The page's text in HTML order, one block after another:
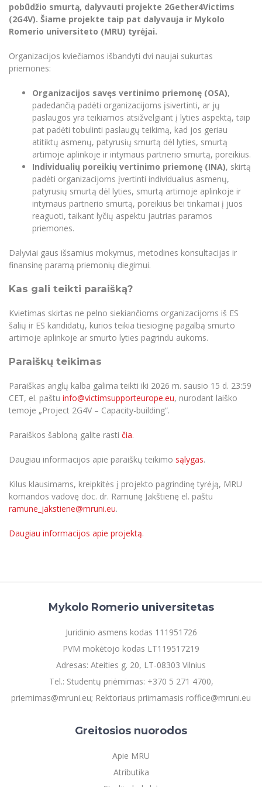
Universiteto teatras
MRU pop vokalinis ansamblis (vadovas Artūras
Novikas)
MRU merginų choras
Neformaliuoju ir (ar) savišvietos būdu įgytų
kompetencijų vertinimas ir pripažinimas
Erasmus+ mobilumas praktikoms (SMP)
Kitos galimybės
Partnerystės
Azijos centras
Vilniaus Karaliaus Sedžiongo institutas
Emocinė gerovė
Mokslo laboratorijos
Žmogaus, aplinkos ir technologijų (HET)
Doktorantūra
Projektai
Akademinė leidyba
Mokymų LAB
Mokslo naujienos
Kasmetiniai mokslo renginiai
Veiklos dokumentai
Universiteto simbolika
Atributika
Naujienos
Tarptautiškumas
Studentams
Studentams
Partnerystės
Frankofoniškų šalių studijų centras
Darbuotojams
Azijos centras
Darnus vystymasis
Privatumo politika
Viešai skelbiama informacija
Parama Ukrainai
Civilinė sauga
Korupcijos prevencija
Sūduvos akademija
Tinklalaidės
Bakalauro studijos
Magistrantūros studijos
Teisės LL.M.
Papildomosios studijos
Pedagogų rengimas
Doktorantūros studijos
Profesinės bakalauro studijos
Personalo valdymo centras
Privačių interesų deklaravimas
Informacija naujiems darbuotojams
Studijų Moodle (studijų vykdymui)
Studijų tvarkaraštis
Informacinė sistema "Studijos"
Darbuotojų elektroninis paštas
darbuotojams (MFA)
Mokslininkų profiliai "CRIS"
Darbuotojų kvalifikacijos kėlimas
MRU norminių teisės aktų duomenų bazė
Intranetas
eDVS
Microsoft Office 365
Pagalbos sistema
Profesinė sąjunga
Kontaktų paieška
pobūdžio smurtą, dalyvauti projekte 2Gether4Victims
(2G4V). Šiame projekte taip pat dalyvauja ir Mykolo
Romerio universiteto (MRU) tyrėjai.
Organizacijos kviečiamos išbandyti dvi naujai sukurtas
priemones:
Organizacijos savęs vertinimo priemonę (OSA),
padedančią padėti organizacijoms įsivertinti, ar jų
paslaugos yra teikiamos atsižvelgiant į lyties aspektą, taip
pat padėti tobulinti paslaugų teikimą, kad jos geriau
atitiktų asmenų, patyrusių smurtą dėl lyties, smurtą
artimoje aplinkoje ir intymaus partnerio smurtą, poreikius.
Individualių poreikių vertinimo priemonę (INA), skirtą
padėti organizacijoms įvertinti individualius asmenų,
patyrusių smurtą dėl lyties, smurtą artimoje aplinkoje ir
intymaus partnerio smurtą, poreikius bei tinkamai į juos
reaguoti, taikant lyčių aspektu jautrias paramos
priemones.
Dalyviai gaus išsamius mokymus, metodines konsultacijas ir
finansinę paramą priemonių diegimui.
Kas gali teikti paraišką?
Kvietimas skirtas ne pelno siekiančioms organizacijoms iš ES
šalių ir ES kandidatų, kurios teikia tiesioginę pagalbą smurto
artimoje aplinkoje ar smurto lyties pagrindu aukoms.
Paraiškų teikimas
Paraiškas anglų kalba galima teikti iki 2026 m. sausio 15 d. 23:59
CET, el. paštu info@victimsupporteurope.eu, nurodant laiško
temoje „Project 2G4V – Capacity-building“.
Paraiškos šabloną galite rasti čia.
Daugiau informacijos apie paraiškų teikimo sąlygas.
Kilus klausimams, kreipkitės į projekto pagrindinę tyrėją, MRU
komandos vadovę doc. dr. Ramunę Jakštienę el. paštu
ramune_jakstiene@mruni.eu.
Daugiau informacijos apie projektą.
Mykolo Romerio universitetas
Juridinio asmens kodas 111951726
PVM mokėtojo kodas LT119517219
Adresas: Ateities g. 20, LT-08303 Vilnius
Tel.: Studentų priėmimas: +370 5 271 4700,
priemimas@mruni.eu; Rektoriaus priimamasis roffice@mruni.eu
Greitosios nuorodos
Apie MRU
Atributika